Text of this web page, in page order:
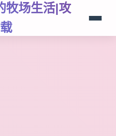
牧场生活|攻